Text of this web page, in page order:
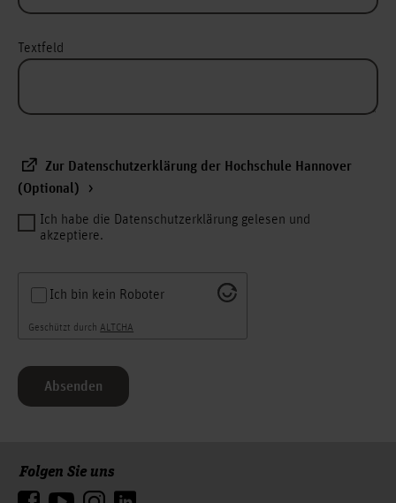
Textfeld
Zur Datenschutzerklärung der Hochschule Hannover
(Optional)
Ich habe die Datenschutzerklärung gelesen und
akzeptiere.
Ich bin kein Roboter
Geschützt durch ALTCHA
Absenden
Folgen Sie uns